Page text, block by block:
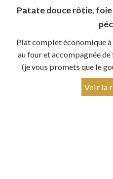
Patate douce rôtie, foie
Plat complet économique
au four et accompagnée
(je vous promets que le
Voir la